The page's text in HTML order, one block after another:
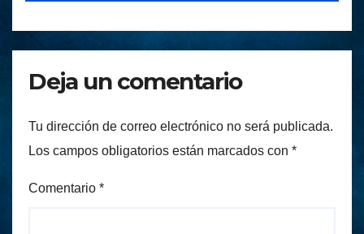
Deja un comentario
Tu dirección de correo electrónico no será publicada.
Los campos obligatorios están marcados con *
Comentario *